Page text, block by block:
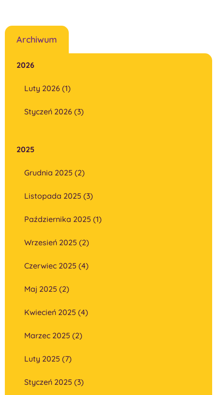
Archiwum
2026
Luty 2026 (1)
Styczeń 2026 (3)
2025
Grudnia 2025 (2)
Listopada 2025 (3)
Października 2025 (1)
Wrzesień 2025 (2)
Czerwiec 2025 (4)
Maj 2025 (2)
Kwiecień 2025 (4)
Marzec 2025 (2)
Luty 2025 (7)
Styczeń 2025 (3)